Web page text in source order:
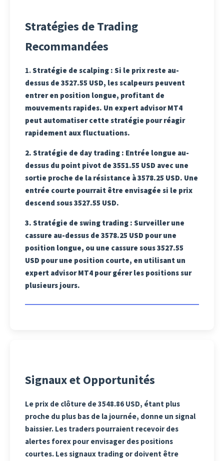
Stratégies de Trading
Recommandées
1.Stratégie de scalping : Si le prix reste au-
dessus de 3527.55 USD, les scalpeurs peuvent
entrer en position longue, profitant de
mouvements rapides. Un expert advisor MT4
peut automatiser cette stratégie pour réagir
rapidement aux fluctuations.
2. Stratégie de day trading : Entrée longue au-
dessus du point pivot de 3551.55 USD avec une
sortie proche de la résistance à 3578.25 USD. Une
entrée courte pourrait être envisagée si le prix
descend sous 3527.55 USD.
3. Stratégie de swing trading : Surveiller une
cassure au-dessus de 3578.25 USD pour une
position longue, ou une cassure sous 3527.55
USD pour une position courte, en utilisant un
expert advisor MT4 pour gérer les positions sur
plusieurs jours.
Signaux et Opportunités
Le prix de clôture de 3548.86 USD, étant plus
proche du plus bas de la journée, donne un signal
baissier. Les traders pourraient recevoir des
alertes forex pour envisager des positions
courtes. Les signaux trading or doivent être